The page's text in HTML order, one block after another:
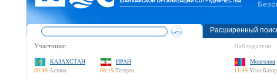
Расширенный
Участники:
КАЗАХСТАН
09:49 Астана
ИРАН
08:19 Тегеран
Наблюдатели:
Монголия
11:49 Улан-Батор